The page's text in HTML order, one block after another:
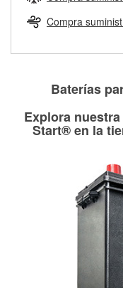
Herramientas de
pueden ser
partes de
Rectificación de
Compra
Baterías
Explora
Start® en la